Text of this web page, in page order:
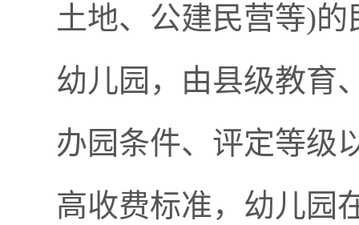
土地、公建民营等)
幼儿园，由县级教育
办园条件、评定等级
高收费标准，幼儿园